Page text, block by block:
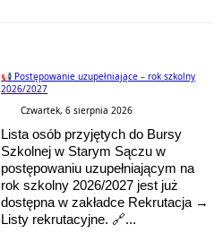
📢 Postępowanie uzupełniające – rok szkolny
2026/2027
Czwartek, 6 sierpnia 2026
Lista osób przyjętych do Bursy
Szkolnej w Starym Sączu w
postępowaniu uzupełniającym na
rok szkolny 2026/2027 jest już
dostępna w zakładce Rekrutacja →
Listy rekrutacyjne. 🔗...